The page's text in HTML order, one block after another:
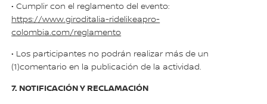
• Cumplir con el reglamento del evento:
https://www.giroditalia-ridelikeapro-
colombia.com/reglamento
• Los participantes no podrán realizar más de un
(1)comentario en la publicación de la actividad.
7. NOTIFICACIÓN Y RECLAMACIÓN